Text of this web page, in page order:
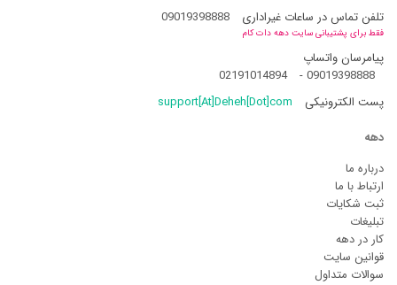
تلفن تماس در ساعات غیراداری 09019398888
فقط برای پشتیبانی سایت دهه دات کام
پیامرسان واتساپ
09019398888
-
02191014894
پست الکترونیکی
support[At]Deheh[Dot]com
دهه
درباره ما
ارتباط با ما
ثبت شکایات
تبلیغات
کار در دهه
قوانین سایت
سوالات متداول